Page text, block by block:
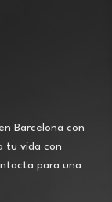
Barcelona con
tu vida con
para una